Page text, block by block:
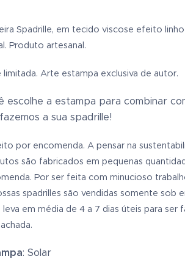
Spadrille, em tecido viscose efeito
Produto artesanal.
limitada. Arte estampa exclusiva de autor.
escolhe a estampa para combinar
a sua spadrille!
por encomenda. A pensar na
são fabricados em pequenas
Por ser feita com minucioso
spadrilles são vendidas somente sob
leva em média de 4 a 7 dias úteis para ser
: Solar